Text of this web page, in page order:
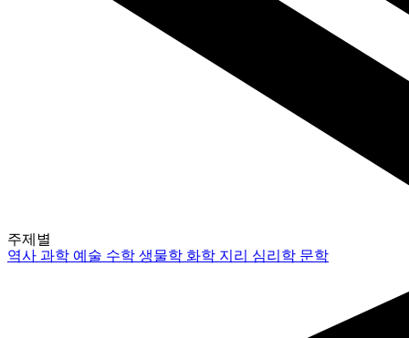
주제별
역사과학 예술 수학생물학 화학 지리 심리학 문학